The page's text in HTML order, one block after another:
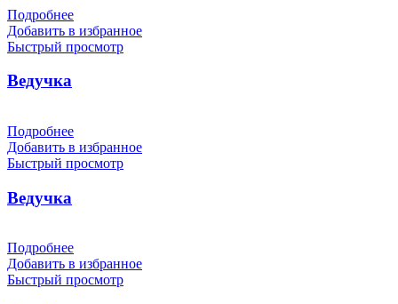
Подробнее
Добавить в избранное
Быстрый просмотр
Ведучка
Подробнее
Добавить в избранное
Быстрый просмотр
Ведучка
Подробнее
Добавить в избранное
Быстрый просмотр